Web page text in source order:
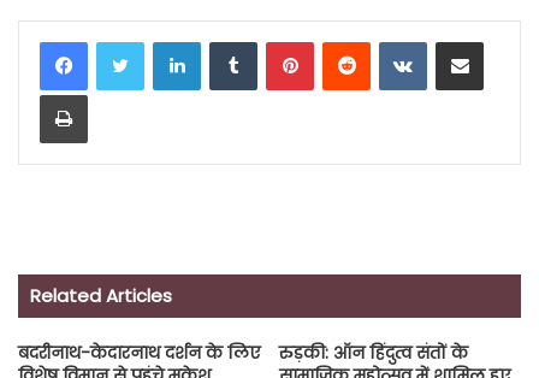
LinkedInTumblrPinterestReddit VKontakteShare via Email
Print
Related Articles
बदरीनाथ-केदारनाथ दर्शन के लिए
रुड़की: ऑन हिंदुत्व संतों के